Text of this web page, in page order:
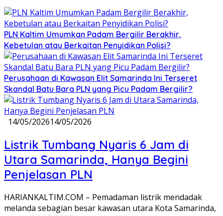
PLN Kaltim Umumkan Padam Bergilir Berakhir,
Kebetulan atau Berkaitan Penyidikan Polisi?
Perusahaan di Kawasan Elit Samarinda Ini Terseret
Skandal Batu Bara PLN yang Picu Padam Bergilir?
14/05/202614/05/2026
Listrik Tumbang Nyaris 6 Jam di
Utara Samarinda, Hanya Begini
Penjelasan PLN
HARIANKALTIM.COM – Pemadaman listrik mendadak
melanda sebagian besar kawasan utara Kota Samarinda,